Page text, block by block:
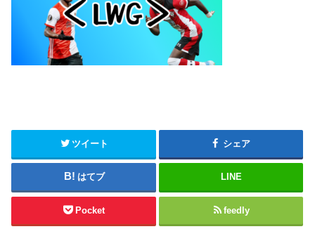
ツイート シェア
はてブ LINE
Pocket feedly